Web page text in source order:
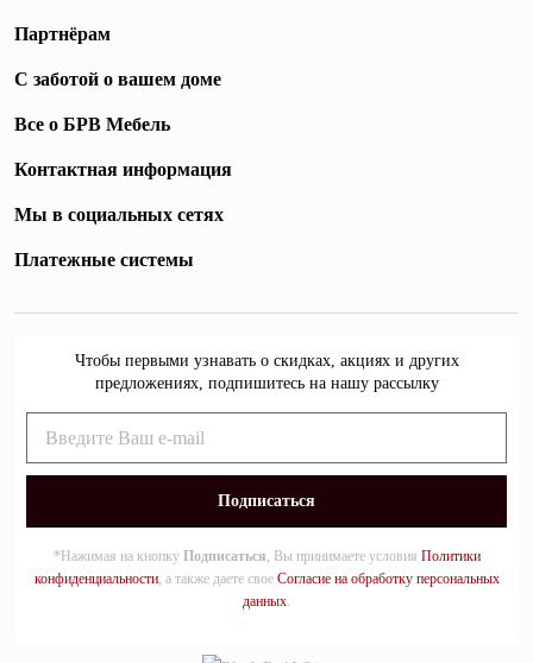
Партнёрам
С заботой о вашем доме
Все о БРВ Мебель
Контактная информация
Мы в социальных сетях
Платежные системы
Чтобы первыми узнавать о скидках, акциях и других
предложениях, подпишитесь на нашу рассылку
*Нажимая на кнопку Подписаться , Вы принимаете условия Политики
конфиденциальности, а также даете свое Согласие на обработку персональных
данных